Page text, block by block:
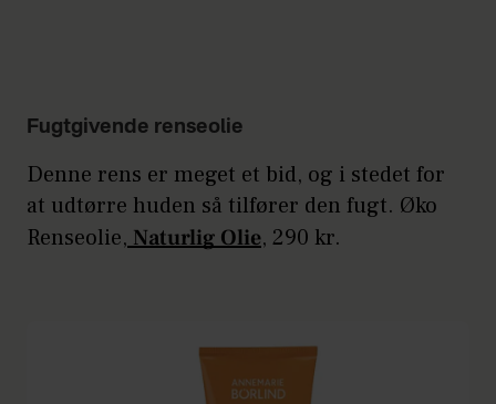
Fugtgivende renseolie
Denne rens er meget et bid, og i stedet for
at udtørre huden så tilfører den fugt. Øko
Renseolie, Naturlig Olie, 290 kr.